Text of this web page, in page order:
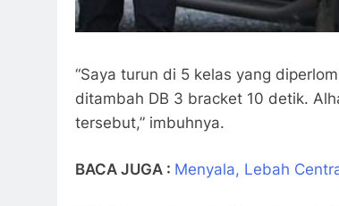
“Saya turun di 5 kelas yang
ditambah DB 3 bracket 10 detik.
tersebut,” imbuhnya.
BACA JUGA : Menyala, Lebah